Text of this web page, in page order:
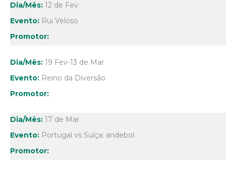
12 de Fev
Rui Veloso
19 Fev-13 de Mar
Reino da Diversão
17 de Mar
Portugal vs Suíça: andebol